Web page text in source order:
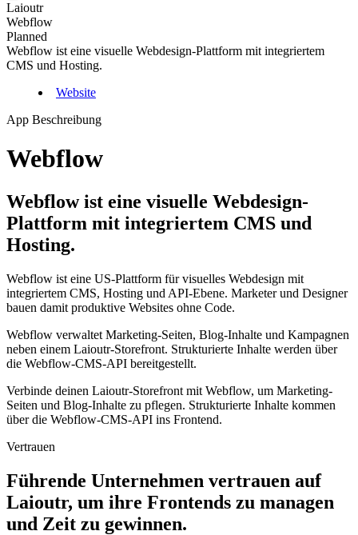
Laioutr
Webflow
Planned
Webflow ist eine visuelle Webdesign-Plattform mit integriertem
CMS und Hosting.
Website
App Beschreibung
Webflow
Webflow ist eine visuelle Webdesign-
Plattform mit integriertem CMS und
Hosting.
Webflow ist eine US-Plattform für visuelles Webdesign mit
integriertem CMS, Hosting und API-Ebene. Marketer und Designer
bauen damit produktive Websites ohne Code.
Webflow verwaltet Marketing-Seiten, Blog-Inhalte und Kampagnen
neben einem Laioutr-Storefront. Strukturierte Inhalte werden über
die Webflow-CMS-API bereitgestellt.
Verbinde deinen Laioutr-Storefront mit Webflow, um Marketing-
Seiten und Blog-Inhalte zu pflegen. Strukturierte Inhalte kommen
über die Webflow-CMS-API ins Frontend.
Vertrauen
Führende Unternehmen vertrauen auf
Laioutr, um ihre Frontends zu managen
und Zeit zu gewinnen.